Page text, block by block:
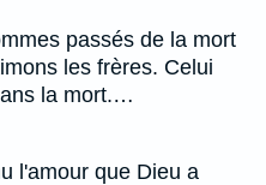
passés de la mort
les frères. Celui
la mort.…
l'amour que Dieu a